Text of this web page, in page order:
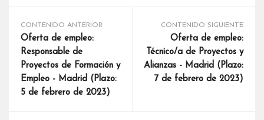
CONTENIDO ANTERIOR
Oferta de empleo:
Responsable de
Proyectos de Formación y
Empleo - Madrid (Plazo:
5 de febrero de 2023)
CONTENIDO SIGUIENTE
Oferta de empleo:
Técnico/a de Proyectos y
Alianzas - Madrid (Plazo:
7 de febrero de 2023)